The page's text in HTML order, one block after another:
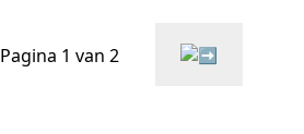
Pagina 1 van 2